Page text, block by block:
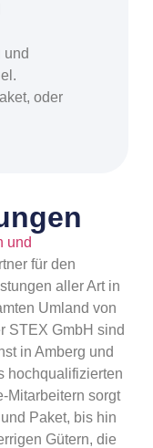
und
für den
aller Art in
Umland von
STEX GmbH sind
in Amberg und
hochqualifizierten
Mitarbeitern sorgt
Paket, bis hin
Gütern, die
und
oder